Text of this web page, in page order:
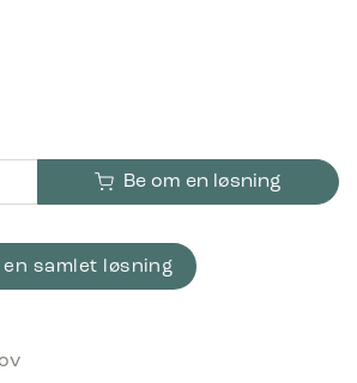
16x3 cm Magnetisk Lysegrønn antall
Be om en løsning
samlet løsning